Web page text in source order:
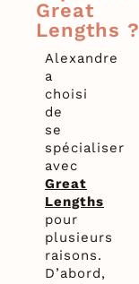
Great
Lengths ?
Alexandre
a
choisi
de
se
spécialiser
avec
Great
Lengths
pour
plusieurs
raisons.
D’abord,